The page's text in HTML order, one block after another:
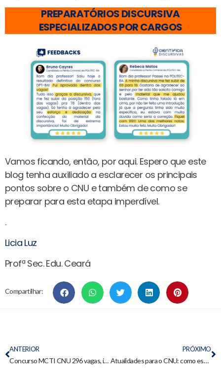
PREPARATÓRIOS DISCURSIVA
ESPECIALIZADOS POR CARGOS
Vamos ficando, então, por aqui. Espero que este
blog tenha auxiliado a esclarecer os principais
pontos sobre o CNU e também de como se
preparar para esta etapa imperdível.
.
Licia Luz
Profª Sec. Edu. Ceará
Compartilhar:
ANTERIOR
Concurso MCTI CNU 296 vagas, inicial até R$ 13 mil, estratégias e discursiva resolvida
PRÓXIMO
Atualidades para o CNU: como estudar e dicas práticas